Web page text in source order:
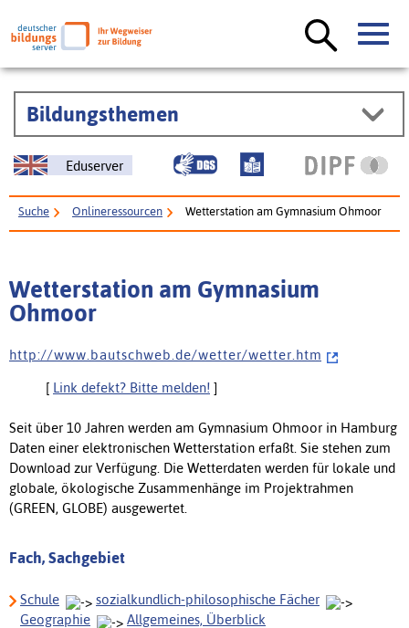
Bildungsthemen
Eduserver
Suche Onlineressourcen Wetterstation am Gymnasium Ohmoor
Wetterstation am Gymnasium
Ohmoor
h t t p : / / w w w . b a u t s c h w e b . d e / w e t t e r / w e t t e r . h t m
[ Link defekt? Bitte melden! ]
Seit über 10 Jahren werden am Gymnasium Ohmoor in Hamburg
Daten einer elektronischen Wetterstation erfaßt. Sie stehen zum
Download zur Verfügung. Die Wetterdaten werden für lokale und
globale, ökologische Zusammenhänge im Projektrahmen
(GREEN, GLOBE) ausgewertet.
Fach, Sachgebiet
Schule
sozialkundlich-philosophische Fächer
Geographie
Allgemeines, Überblick